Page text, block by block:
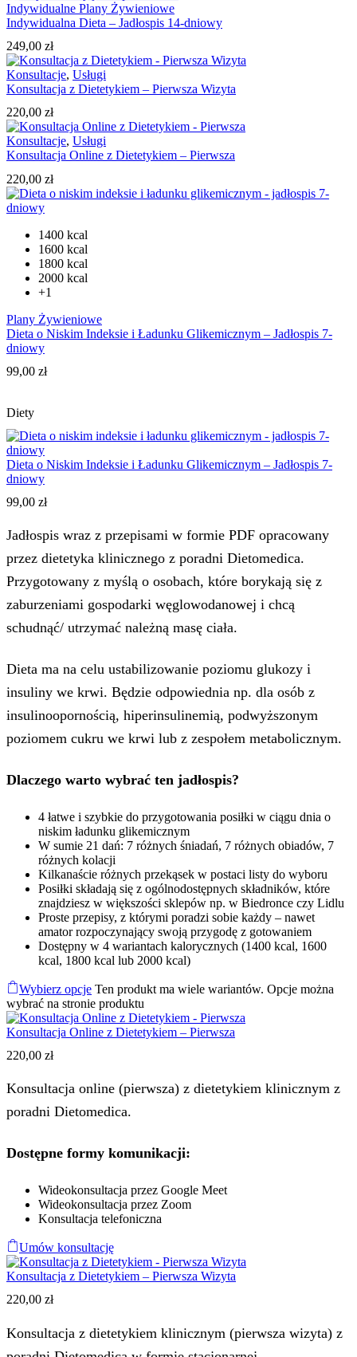
Indywidualne Plany Żywieniowe
Indywidualna Dieta – Jadłospis 14-dniowy
249,00 zł
Konsultacje, Usługi
Konsultacja z Dietetykiem – Pierwsza Wizyta
220,00 zł
Konsultacje, Usługi
Konsultacja Online z Dietetykiem – Pierwsza
220,00 zł
1400 kcal
1600 kcal
1800 kcal
2000 kcal
+1
Plany Żywieniowe
Dieta o Niskim Indeksie i Ładunku Glikemicznym – Jadłospis 7-
dniowy
99,00 zł
Diety
Dieta o Niskim Indeksie i Ładunku Glikemicznym – Jadłospis 7-
dniowy
99,00 zł
Jadłospis wraz z przepisami w formie PDF opracowany
przez dietetyka klinicznego z poradni Dietomedica.
Przygotowany z myślą o osobach, które borykają się z
zaburzeniami gospodarki węglowodanowej i chcą
schudnąć/ utrzymać należną masę ciała.
Dieta ma na celu ustabilizowanie poziomu glukozy i
insuliny we krwi. Będzie odpowiednia np. dla osób z
insulinoopornością, hiperinsulinemią, podwyższonym
poziomem cukru we krwi lub z zespołem metabolicznym.
Dlaczego warto wybrać ten jadłospis?
4 łatwe i szybkie do przygotowania posiłki w ciągu dnia o
niskim ładunku glikemicznym
W sumie 21 dań: 7 różnych śniadań, 7 różnych obiadów, 7
różnych kolacji
Kilkanaście różnych przekąsek w postaci listy do wyboru
Posiłki składają się z ogólnodostępnych składników, które
znajdziesz w większości sklepów np. w Biedronce czy Lidlu
Proste przepisy, z którymi poradzi sobie każdy – nawet
amator rozpoczynający swoją przygodę z gotowaniem
Dostępny w 4 wariantach kalorycznych (1400 kcal, 1600
kcal, 1800 kcal lub 2000 kcal)
Wybierz opcje Ten produkt ma wiele wariantów. Opcje można
wybrać na stronie produktu
Konsultacja Online z Dietetykiem – Pierwsza
220,00 zł
Konsultacja online (pierwsza) z dietetykiem klinicznym z
poradni Dietomedica.
Dostępne formy komunikacji:
Wideokonsultacja przez Google Meet
Wideokonsultacja przez Zoom
Konsultacja telefoniczna
Umów konsultację
Konsultacja z Dietetykiem – Pierwsza Wizyta
220,00 zł
Konsultacja z dietetykiem klinicznym (pierwsza wizyta) z